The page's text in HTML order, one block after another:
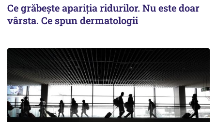
Ce grăbește apariția ridurilor. Nu este doar
vârsta. Ce spun dermatologii